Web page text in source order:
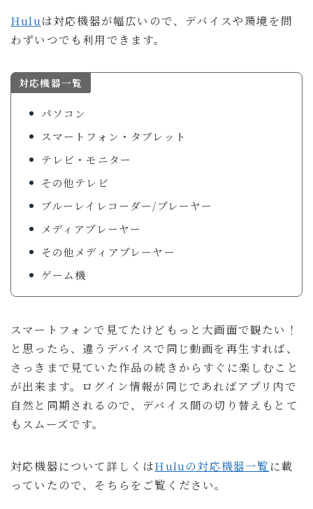
Hulu は対応機器が幅広いので、デバイスや環境を問
わずいつでも利用できます。
対応機器一覧
パソコン
スマートフォン・タブレット
テレビ・モニター
その他テレビ
ブルーレイレコーダー/プレーヤー
メディアプレーヤー
その他メディアプレーヤー
ゲーム機
スマートフォンで見てたけどもっと大画面で観たい！
と思ったら、違うデバイスで同じ動画を再生すれば、
さっきまで見ていた作品の続きからすぐに楽しむこと
が出来ます。ログイン情報が同じであればアプリ内で
自然と同期されるので、デバイス間の切り替えもとて
もスムーズです。
対応機器について詳しくはHuluの対応機器一覧 に載
っていたので、そちらをご覧ください。